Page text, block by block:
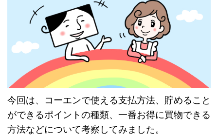
今回は、コーエンで使える支払方法、貯めること
ができるポイントの種類、一番お得に買物できる
方法などについて考察してみました。